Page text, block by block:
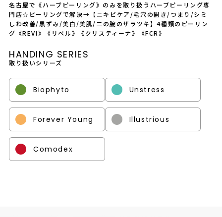
名古屋で《ハーブピーリング》のみを取り扱うハーブピーリング専
門店☆ピーリングで解決→【ニキビケア/毛穴の開き/つまり/シミ
しわ改善/黒ずみ/美白/美肌/二の腕のザラツキ】4種類のピーリン
グ《REVI》《リベル》《クリスティーナ》《FCR》
HANDING SERIES
取り扱いシリーズ
Biophyto Unstress
Forever Young Illustrious
Comodex